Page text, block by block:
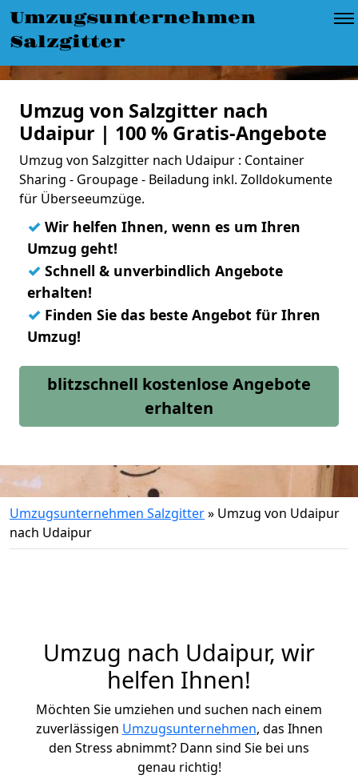
Umzugsunternehmen
Salzgitter
Umzug von Salzgitter nach
Udaipur | 100 % Gratis-Angebote
Umzug von Salzgitter nach Udaipur : Container
Sharing - Groupage - Beiladung inkl. Zolldokumente
für Überseeumzüge.
✓ Wir helfen Ihnen, wenn es um Ihren
Umzug geht!
✓ Schnell & unverbindlich Angebote
erhalten!
✓ Finden Sie das beste Angebot für Ihren
Umzug!
blitzschnell kostenlose Angebote
erhalten
Umzugsunternehmen Salzgitter» Umzug von Udaipur
nach Udaipur
Umzug nach Udaipur, wir
helfen Ihnen!
Möchten Sie umziehen und suchen nach einem
zuverlässigen Umzugsunternehmen, das Ihnen
den Stress abnimmt? Dann sind Sie bei uns
genau richtig!